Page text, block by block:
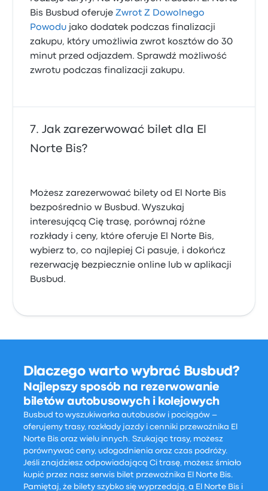
Bis Busbud oferujeZwrot Z Dowolnego
Powodu jako dodatek podczas finalizacji
zakupu, który umożliwia zwrot kosztów do 30
minut przed odjazdem. Sprawdź możliwość
zwrotu podczas finalizacji zakupu.
Jak zarezerwować bilet dla El
Norte Bis?
Możesz zarezerwować bilety od El Norte Bis
bezpośrednio w Busbud. Wyszukaj
interesującą Cię trasę, porównaj różne
rozkłady i ceny, które oferuje El Norte Bis,
wybierz to, co najlepiej Ci pasuje, i dokończ
rezerwację bezpiecznie online lub w aplikacji
Busbud.
Dlaczego warto wybrać Busbud?
Najlepszy sposób na rezerwowanie
biletów autobusowych i kolejowych
Busbud to wyszukiwarka autobusów i pociągów –
oferujemy trasy, rozkłady jazdy i cenniki przewoźnika El
Norte Bis oraz wielu innych. Szukając trasy, możesz
porównywać ceny, udogodnienia oraz czas podróży.
Jeśli znajdziesz odpowiadającą Ci trasę, możesz śmiało
kupić przez nasz serwis bilet przewoźnika El Norte Bis.
Pamiętaj, że bilety szybko się wyprzedają, a El Norte Bis i